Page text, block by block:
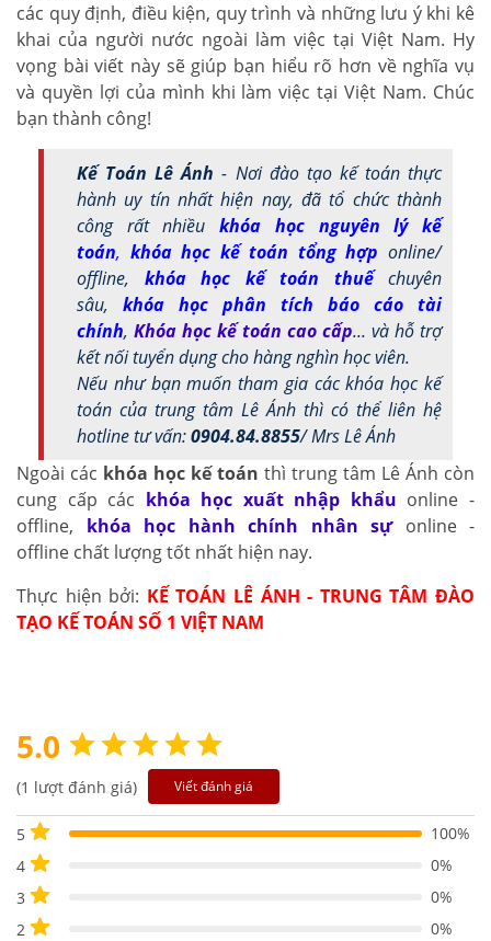
các quy định, điều kiện, quy trình và những lưu ý khi kê
khai của người nước ngoài làm việc tại Việt Nam. Hy
vọng bài viết này sẽ giúp bạn hiểu rõ hơn về nghĩa vụ
và quyền lợi của mình khi làm việc tại Việt Nam. Chúc
bạn thành công!
Kế Toán Lê Ánh - Nơi đào tạo kế toán thực
hành uy tín nhất hiện nay, đã tổ chức thành
công rất nhiềukhóa học nguyên lý kế
toán, khóa học kế toán tổng hợp online/
offline, khóa học kế toán thuếchuyên
sâu, khóa học phân tích báo cáo tài
chính, Khóa học kế toán cao cấp... và hỗ trợ
kết nối tuyển dụng cho hàng nghìn học viên.
Nếu như bạn muốn tham gia các khóa học kế
toán của trung tâm Lê Ánh thì có thể liên hệ
hotline tư vấn:0904.84.8855/ Mrs Lê Ánh
Ngoài các khóa học kế toán thì trung tâm Lê Ánh còn
cung cấp các khóa học xuất nhập khẩu online -
offline, khóa học hành chính nhân sựonline -
offline chất lượng tốt nhất hiện nay.
Thực hiện bởi: KẾ TOÁN LÊ ÁNH - TRUNG TÂM ĐÀO
TẠO KẾ TOÁN SỐ 1 VIỆT NAM
5.0
(1 lượt đánh giá) Viết đánh giá
5
100%
4
0%
3
0%
2
0%